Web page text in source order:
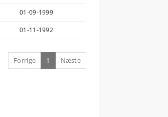
01-09-1999
01-11-1992
Forrige 1 Næste